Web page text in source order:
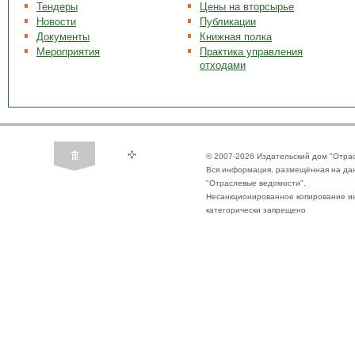
Тендеры
Новости
Документы
Мероприятия
Цены на вторсырье
Публикации
Книжная полка
Практика управления
отходами
© 2007-2026 Издательский дом
Вся информация, размещённая на
"Отраслевые ведомости".
Несанкционированное копирование
категорически запрещено